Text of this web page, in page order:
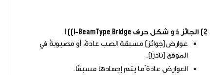
2) الجائز ذو شكل حرف I ((I-BeamType Bridge
عوارض(جوائز) مسبقة الصب عادةً، أو مصبوبةٌ في
الموقع (نادرًا).
العوارض عادة ًما يتم إجهادها مسبقًا.